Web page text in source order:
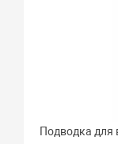
Подводка для